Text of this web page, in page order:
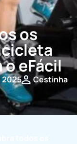
os
eFácil
2025 Cestinha